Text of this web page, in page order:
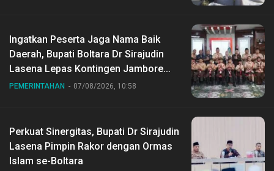
Ingatkan Peserta Jaga Nama Baik
Daerah, Bupati Boltara Dr Sirajudin
Lasena Lepas Kontingen Jambore
Nasional ke XII di Buperta Cibubur
PEMERINTAHAN 07/08/2026, 10:58
Perkuat Sinergitas, Bupati Dr Sirajudin
Lasena Pimpin Rakor dengan Ormas
Islam se-Boltara